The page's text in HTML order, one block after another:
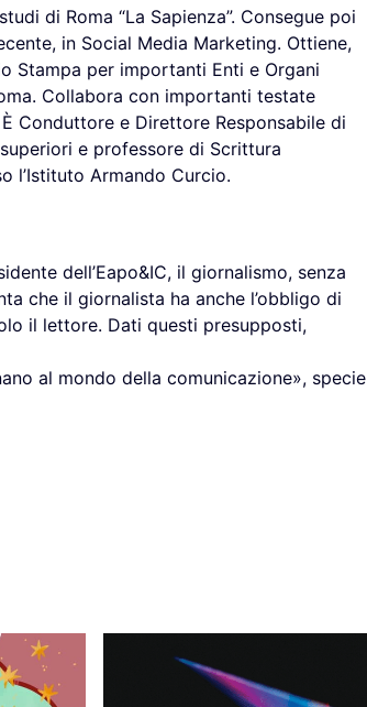
di Roma “La Sapienza”. Consegue poi
in Social Media Marketing. Ottiene,
Stampa per importanti Enti e Organi
Collabora con importanti testate
Conduttore e Direttore Responsabile di
e professore di Scrittura
l’Istituto Armando Curcio.
dell’Eapo&IC, il giornalismo, senza
che il giornalista ha anche l’obbligo di
il lettore. Dati questi presupposti,
al mondo della comunicazione», specie